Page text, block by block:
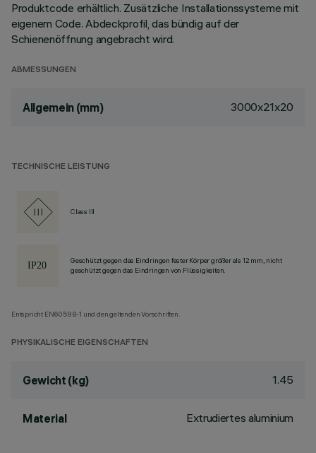
Produktcode erhältlich. Zusätzliche Installationssysteme mit
eigenem Code. Abdeckprofil, das bündig auf der
Schienenöffnung angebracht wird.
ABMESSUNGEN
Allgemein (mm) 3000x21x20
TECHNISCHE LEISTUNG
Class III
Geschützt gegen das Eindringen fester Körper größer als 12 mm, nicht
geschützt gegen das Eindringen von Flüssigkeiten.
Entspricht EN60598-1 und den geltenden Vorschriften.
PHYSIKALISCHE EIGENSCHAFTEN
Gewicht (kg) 1.45
Material Extrudiertes aluminium